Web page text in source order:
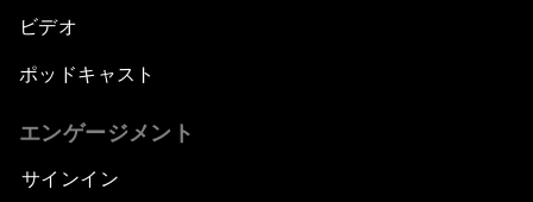
ビデオ
ポッドキャスト
エンゲージメント
サインイン